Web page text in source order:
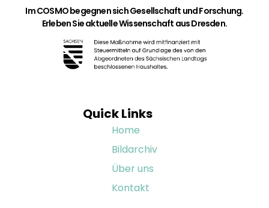
Im COSMO begegnen sich Gesellschaft und Forschung.
Erleben Sie aktuelle Wissenschaft aus Dresden.
Quick Links
Home
Bildarchiv
Über uns
Kontakt